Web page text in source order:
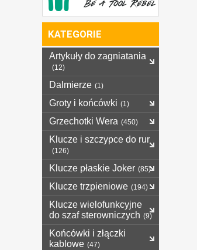
KATEGORIE
Artykuły do zagniatania
(12)
Dalmierze (1)
Groty i końcówki (1)
Grzechotki Wera (450)
Klucze i szczypce do rur
(126)
Klucze płaskie Joker (85)
Klucze trzpieniowe (194)
Klucze wielofunkcyjne
do szaf sterowniczych (9)
Końcówki i złączki
kablowe (47)